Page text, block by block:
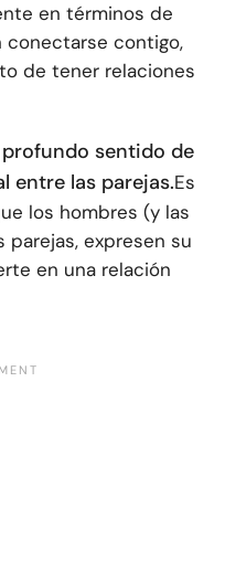
en términos de
conectarse contigo,
de tener relaciones
sentido de
entre las parejas.Es
los hombres (y las
expresen su
en una relación